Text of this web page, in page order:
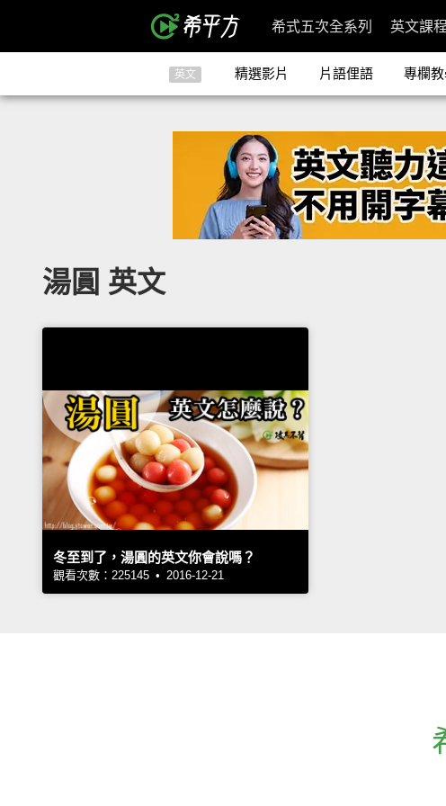
希式五次全系列 英文課程
英文 精選影片 片語俚語 專欄
湯圓 英文
冬至到了，湯圓的英文你會說嗎？
觀看次數：225145 • 2016-12-21